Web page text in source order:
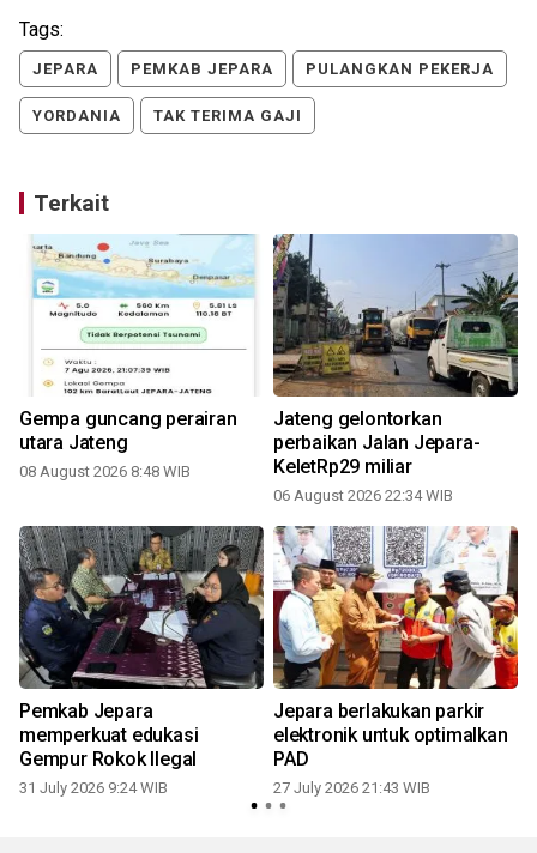
Tags:
JEPARA PEMKAB JEPARA PULANGKAN PEKERJA
YORDANIA TAK TERIMA GAJI
Terkait
Gempa guncang perairan
utara Jateng
08 August 2026 8:48 WIB
Jateng gelontorkan
perbaikan Jalan Jepara-
KeletRp29 miliar
06 August 2026 22:34 WIB
Pemkab Jepara
memperkuat edukasi
Gempur Rokok Ilegal
31 July 2026 9:24 WIB
Jepara berlakukan parkir
elektronik untuk optimalkan
PAD
27 July 2026 21:43 WIB